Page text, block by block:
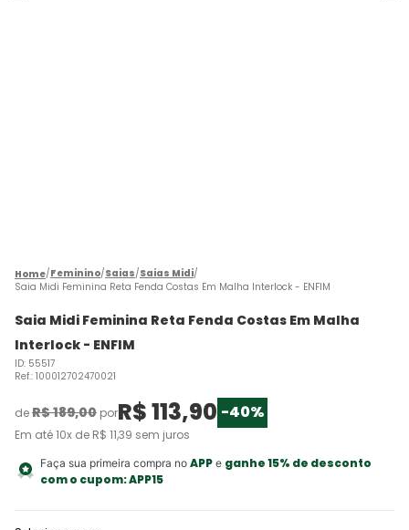
Feminino Saias Saias Midi
Saia Midi Feminina Reta Fenda Costas Em Malha Interlock - ENFIM
Saia Midi Feminina Reta Fenda Costas Em Malha
Interlock - ENFIM
ID: 55517
Ref.: 100012702470021
deR$189,00 porR$113,90 -40%
Em até10x de R$ 11,39 sem juros
Faça sua primeira compra no APPe ganhe 15% de desconto
com o cupom:APP15